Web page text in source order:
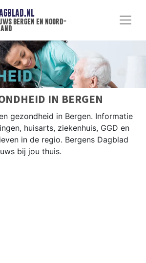
bergen en noord-
IN BERGEN
gezondheid in Bergen. Informatie
huisarts, ziekenhuis, GGD en
in de regio. Bergens Dagblad
bij jou thuis.